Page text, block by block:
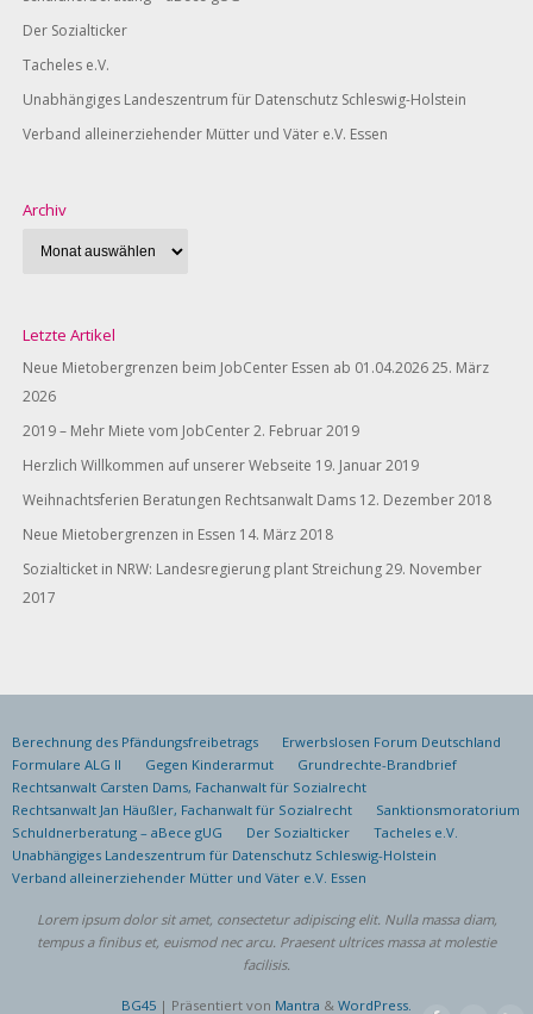
Der Sozialticker
Tacheles e.V.
Unabhängiges Landeszentrum für Datenschutz Schleswig-Holstein
Verband alleinerziehender Mütter und Väter e.V. Essen
Archiv
Letzte Artikel
Neue Mietobergrenzen beim JobCenter Essen ab 01.04.202625. März
2026
2019 – Mehr Miete vom JobCenter2. Februar 2019
Herzlich Willkommen auf unserer Webseite 19. Januar 2019
Weihnachtsferien Beratungen Rechtsanwalt Dams 12. Dezember 2018
Neue Mietobergrenzen in Essen 14. März 2018
Sozialticket in NRW: Landesregierung plant Streichung29. November
2017
Berechnung des Pfändungsfreibetrags
Erwerbslosen Forum Deutschland
Formulare ALG II
Gegen Kinderarmut
Grundrechte-Brandbrief
Rechtsanwalt Carsten Dams, Fachanwalt für Sozialrecht
Rechtsanwalt Jan Häußler, Fachanwalt für Sozialrecht
Sanktionsmoratorium
Schuldnerberatung – aBece gUG
Der Sozialticker
Tacheles e.V.
Unabhängiges Landeszentrum für Datenschutz Schleswig-Holstein
Verband alleinerziehender Mütter und Väter e.V. Essen
Lorem ipsum dolor sit amet, consectetur adipiscing elit. Nulla massa diam,
tempus a finibus et, euismod nec arcu. Praesent ultrices massa at molestie
facilisis.
BG45 | Präsentiert von Mantra & WordPress.